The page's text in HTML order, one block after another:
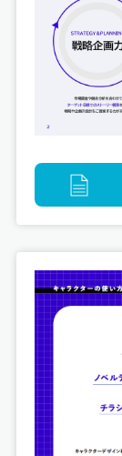
デ
グラフィ
デジ